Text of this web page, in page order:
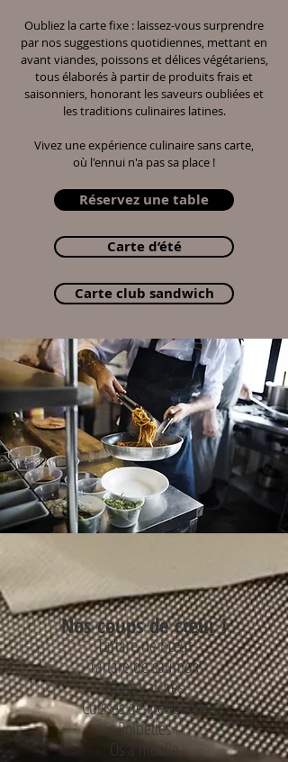
Oubliez la carte fixe : laissez-vous surprendre
par nos suggestions quotidiennes, mettant en
avant viandes, poissons et délices végétariens,
tous élaborés à partir de produits frais et
saisonniers, honorant les saveurs oubliées et
les traditions culinaires latines.
Vivez une expérience culinaire sans carte,
où l'ennui n'a pas sa place !
Réservez une table
Carte d’été
Carte club sandwich
Nos coups de cœur !
Tartare de bœuf
Tartare de saumon
Pâtes fraîches
Cuisses de grenouille
Polpettes
Os à moelle